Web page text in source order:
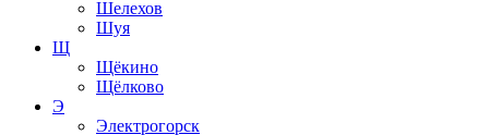
Шелехов
Шуя
Щ
Щёкино
Щёлково
Э
Электрогорск